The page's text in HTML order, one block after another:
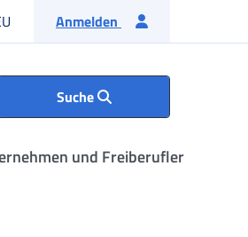
Deutsche Sprache
Anmelden
Suche
und Freiberufler